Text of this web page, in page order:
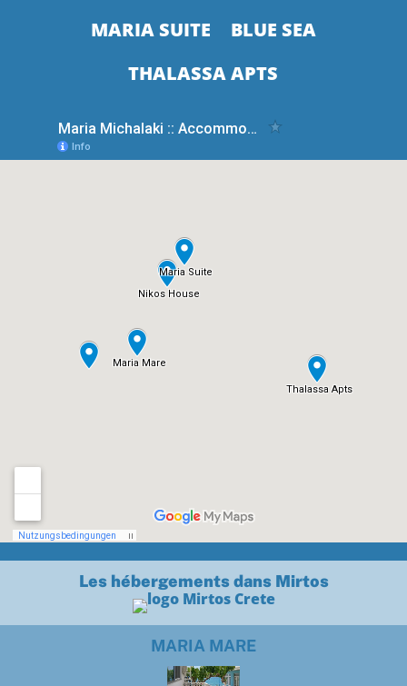
MARIA SUITE
BLUE SEA
THALASSA APTS
Les hébergements dans Mirtos
MARIA MARE